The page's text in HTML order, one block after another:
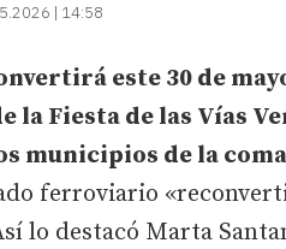
| 14:58
este 30 de
la Fiesta de las Vías
municipios de la
ferroviario
lo destacó Marta